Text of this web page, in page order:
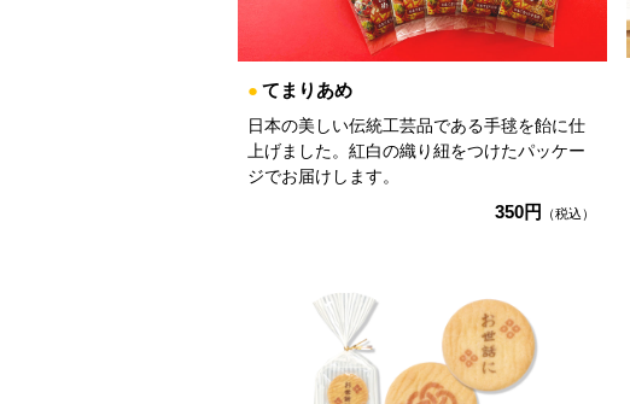
●てまりあめ
日本の美しい伝統工芸品である手毬を飴に仕
上げました。紅白の織り紐をつけたパッケー
ジでお届けします。
350円 （税込）